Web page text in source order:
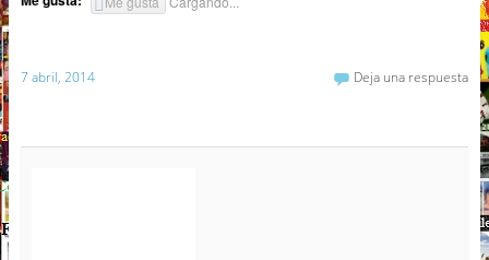
7 abril, 2014 Deja una respuesta